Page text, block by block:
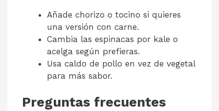
Añade chorizo o tocino si quieres
una versión con carne.
Cambia las espinacas por kale o
acelga según prefieras.
Usa caldo de pollo en vez de vegetal
para más sabor.
Preguntas frecuentes